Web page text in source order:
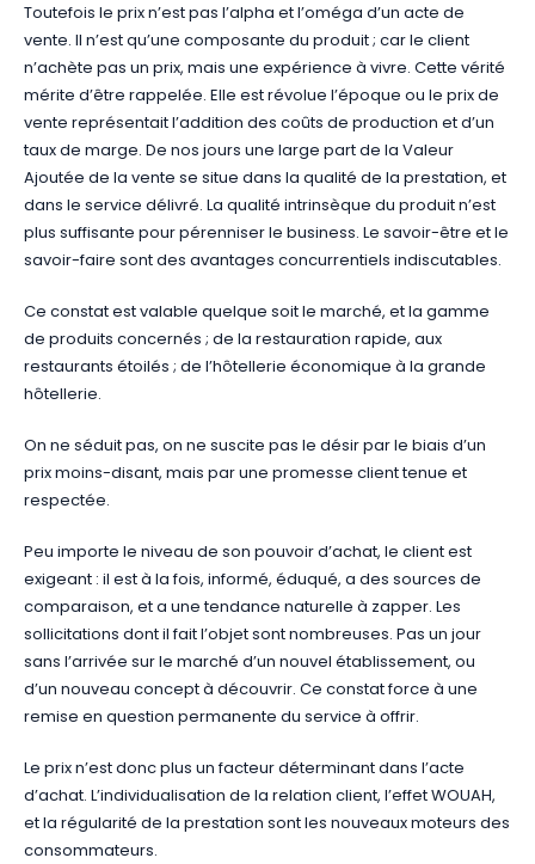
Toutefois le prix n’est pas l’alpha et l’oméga d’un acte de
vente. Il n’est qu’une composante du produit ; car le client
n’achète pas un prix, mais une expérience à vivre. Cette vérité
mérite d’être rappelée. Elle est révolue l’époque ou le prix de
vente représentait l’addition des coûts de production et d’un
taux de marge. De nos jours une large part de la Valeur
Ajoutée de la vente se situe dans la qualité de la prestation, et
dans le service délivré. La qualité intrinsèque du produit n’est
plus suffisante pour pérenniser le business. Le savoir-être et le
savoir-faire sont des avantages concurrentiels indiscutables.
Ce constat est valable quelque soit le marché, et la gamme
de produits concernés ; de la restauration rapide, aux
restaurants étoilés ; de l’hôtellerie économique à la grande
hôtellerie.
On ne séduit pas, on ne suscite pas le désir par le biais d’un
prix moins-disant, mais par une promesse client tenue et
respectée.
Peu importe le niveau de son pouvoir d’achat, le client est
exigeant : il est à la fois, informé, éduqué, a des sources de
comparaison, et a une tendance naturelle à zapper. Les
sollicitations dont il fait l’objet sont nombreuses. Pas un jour
sans l’arrivée sur le marché d’un nouvel établissement, ou
d’un nouveau concept à découvrir. Ce constat force à une
remise en question permanente du service à offrir.
Le prix n’est donc plus un facteur déterminant dans l’acte
d’achat. L’individualisation de la relation client, l’effet WOUAH,
et la régularité de la prestation sont les nouveaux moteurs des
consommateurs.